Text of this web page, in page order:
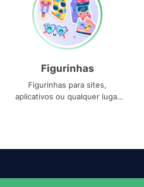
Figurinhas
Figurinhas para sites,
aplicativos ou qualquer lugar